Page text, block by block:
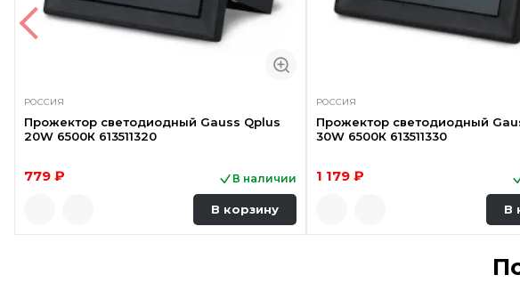
РОССИЯ
Прожектор светодиодный Gauss Qplus
20W 6500К 613511320
779 ₽ В наличии
В корзину
РОССИЯ
Прожектор светодиодный
30W 6500К 613511330
1 179 ₽
В